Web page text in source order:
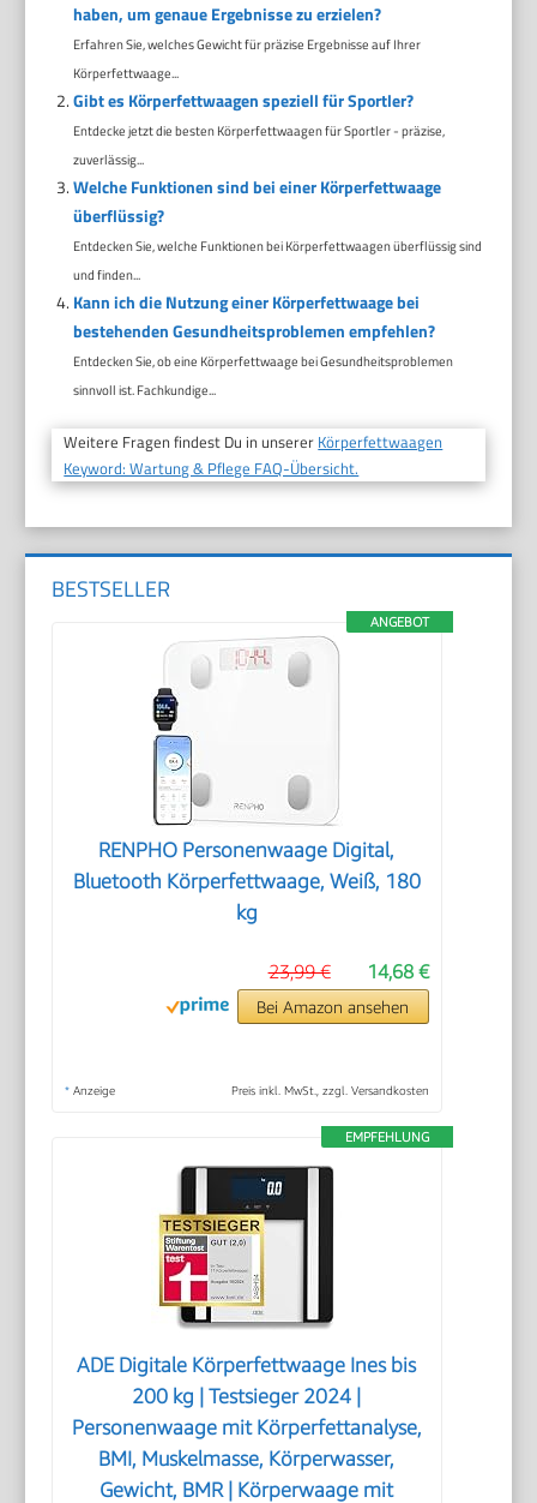
haben, um genaue Ergebnisse zu erzielen?
Erfahren Sie, welches Gewicht für präzise Ergebnisse auf Ihrer
Körperfettwaage...
Gibt es Körperfettwaagen speziell für Sportler?
Entdecke jetzt die besten Körperfettwaagen für Sportler - präzise,
zuverlässig...
Welche Funktionen sind bei einer Körperfettwaage
überflüssig?
Entdecken Sie, welche Funktionen bei Körperfettwaagen überflüssig sind
und finden...
Kann ich die Nutzung einer Körperfettwaage bei
bestehenden Gesundheitsproblemen empfehlen?
Entdecken Sie, ob eine Körperfettwaage bei Gesundheitsproblemen
sinnvoll ist. Fachkundige...
Weitere Fragen findest Du in unserer Körperfettwaagen
Keyword: Wartung & Pflege FAQ-Übersicht.
BESTSELLER
ANGEBOT
RENPHO Personenwaage Digital,
Bluetooth Körperfettwaage, Weiß, 180
kg
14,68 €
23,99 €
Bei Amazon ansehen
* Anzeige Preis inkl. MwSt., zzgl. Versandkosten
EMPFEHLUNG
ADE Digitale Körperfettwaage Ines bis
200 kg | Testsieger 2024 |
Personenwaage mit Körperfettanalyse,
BMI, Muskelmasse, Körperwasser,
Gewicht, BMR | Körperwaage mit